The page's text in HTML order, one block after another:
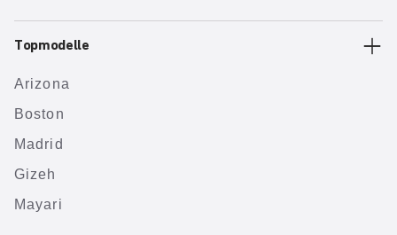
Topmodelle
Arizona
Boston
Madrid
Gizeh
Mayari